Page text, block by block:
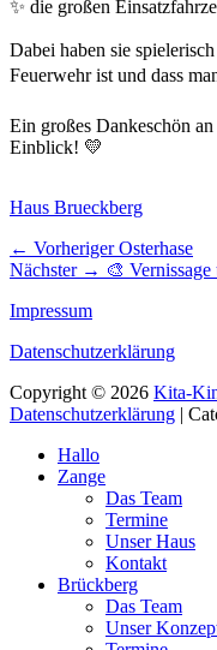
✨ die großen
Dabei haben sie
Feuerwehr ist und dass
Ein großes Dankeschön
Einblick! 💛
Kategorien
Haus Brueckberg
← Vorheriger Vorheriger
Beitrag:
Osterhase
Nächster → Nächster
🎨
Impressum
Datenschutzerklärung
Copyright © 2026 Kita-
Datenschutzerklärung |
oben
scrollen
Hallo
Zange
Das Team
Termine
Unser Haus
Kontakt
Brückberg
Das Team
Unser